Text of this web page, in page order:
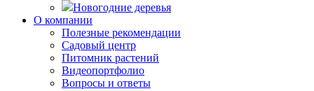
Новогодние деревья
О компании
Полезные рекомендации
Садовый центр
Питомник растений
Видеопортфолио
Вопросы и ответы